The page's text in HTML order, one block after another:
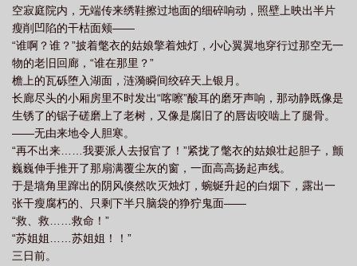
空寂庭院内，无端传来绣鞋擦过地面的细碎响动，照壁上映出半片
瘦削凹陷的干枯面颊——
“谁啊？谁？”披着氅衣的姑娘擎着烛灯，小心翼翼地穿行过那空无一
物的老旧回廊，“谁在那里？”
檐上的瓦砾堕入湖面，涟漪瞬间绞碎天上银月。
长廊尽头的小厢房里不时发出“喀嚓”酸耳的磨牙声响，那动静既像是
生锈了的锯子磋磨上了老树，又像是腐旧了的唇齿咬啮上了腿骨。
——无由来地令人胆寒。
“再不出来……我要派人去报官了！”紧拢了氅衣的姑娘壮起胆子，颤
巍巍伸手推开了那扇满覆尘灰的窗，一面高高扬起声线。
于是墙角里蹿出的阴风倏然吹灭烛灯，蜿蜒升起的白烟下，露出一
张干瘦腐朽的、只剩下半只脑袋的狰狞鬼面——
“救、救……救命！”
“苏姐姐……苏姐姐！！”
三日前。